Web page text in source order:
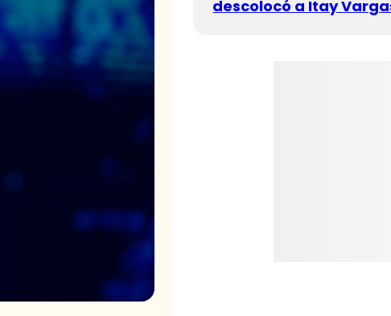
descolocó a Itay